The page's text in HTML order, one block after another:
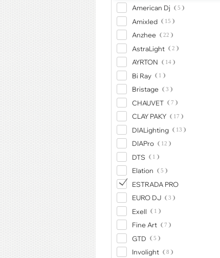
American Dj 5
Amixled 15
Anzhee 22
AstraLight 2
AYRTON 14
Bi Ray 1
Bristage 3
CHAUVET 7
CLAY PAKY 17
DIALighting 13
DIAPro 12
DTS 1
Elation 5
ESTRADA PRO
EURO DJ
3
Exell 1
Fine Art 7
GTD 5
Involight 8